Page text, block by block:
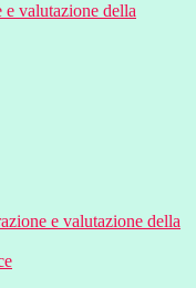
e valutazione della
e valutazione della